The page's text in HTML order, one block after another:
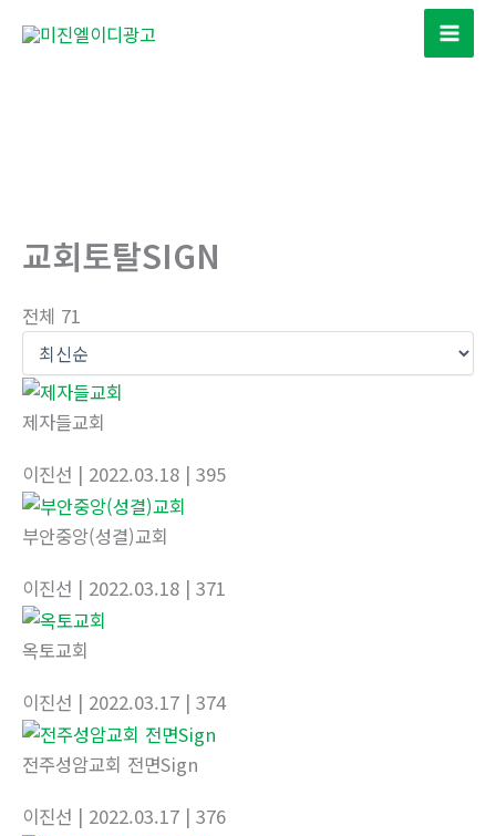
교회토탈SIGN
전체 71
제자들교회
이진선 | 2022.03.18 | 395
부안중앙(성결)교회
이진선 | 2022.03.18 | 371
옥토교회
이진선 | 2022.03.17 | 374
전주성암교회 전면Sign
이진선 | 2022.03.17 | 376